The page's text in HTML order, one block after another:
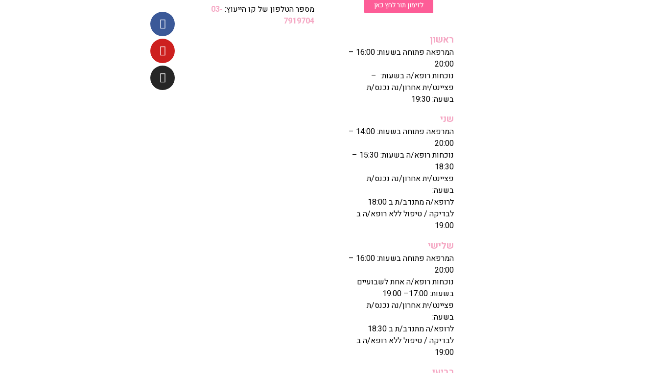
לזימון תור לחץ כאן
ראשון
המרפאה פתוחה בשעות: 16:00 –
20:00
נוכחות רופא/ה בשעות: –
פציינט/ית אחרון/נה נכנס/ת
בשעה: 19:30
שני
המרפאה פתוחה בשעות: 14:00 –
20:00
נוכחות רופא/ה בשעות: 15:30 –
18:30
פציינט/ית אחרון/נה נכנס/ת
בשעה:
לרופא/ה מתנדב/ת ב 18:00
לבדיקה / טיפול ללא רופא/ה ב
19:00
שלישי
המרפאה פתוחה בשעות: 16:00 –
20:00
נוכחות רופא/ה אחת לשבועיים
בשעות: 17:00– 19:00
פציינט/ית אחרון/נה נכנס/ת
בשעה:
לרופא/ה מתנדב/ת ב 18:30
לבדיקה / טיפול ללא רופא/ה ב
19:00
מספר הטלפון של קו הייעוץ: 03-
7919704